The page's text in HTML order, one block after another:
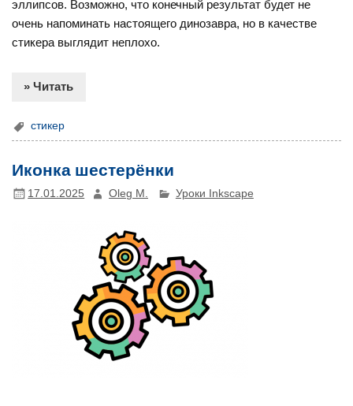
эллипсов. Возможно, что конечный результат будет не
очень напоминать настоящего динозавра, но в качестве
стикера выглядит неплохо.
» Читать
стикер
Иконка шестерёнки
17.01.2025 Oleg M. Уроки Inkscape